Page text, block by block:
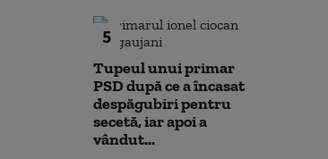
5
Tupeul unui primar
PSD după ce a încasat
despăgubiri pentru
secetă, iar apoi a
vândut...